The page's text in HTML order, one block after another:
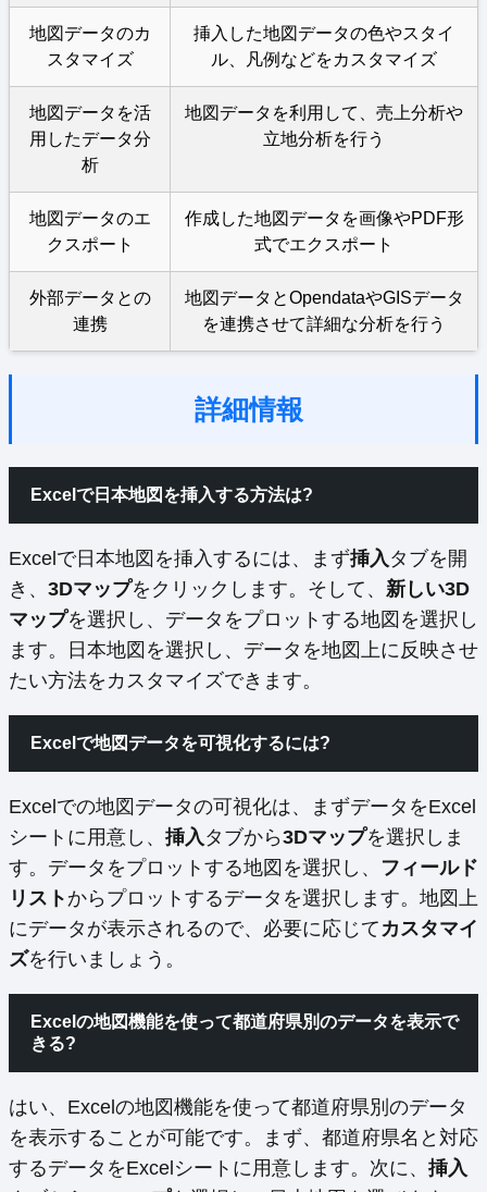
地図データのカ
スタマイズ
挿入した地図データの色やスタイ
ル、凡例などをカスタマイズ
地図データを活
用したデータ分
析
地図データを利用して、売上分析や
立地分析を行う
地図データのエ
クスポート
作成した地図データを画像やPDF形
式でエクスポート
外部データとの
連携
地図データとOpendataやGISデータ
を連携させて詳細な分析を行う
詳細情報
Excelで日本地図を挿入する方法は?
Excelで日本地図を挿入するには、まず挿入 タブを開
き、 3Dマップをクリックします。そして、 新しい3D
マップを選択し、データをプロットする地図を選択し
ます。日本地図を選択し、データを地図上に反映させ
たい方法をカスタマイズできます。
Excelで地図データを可視化するには?
Excelでの地図データの可視化は、まずデータをExcel
シートに用意し、 挿入 タブから3Dマップを選択しま
す。データをプロットする地図を選択し、 フィールド
リストからプロットするデータを選択します。地図上
にデータが表示されるので、必要に応じて カスタマイ
ズを行いましょう。
Excelの地図機能を使って都道府県別のデータを表示で
きる?
はい、Excelの地図機能を使って都道府県別のデータ
を表示することが可能です。まず、都道府県名と対応
するデータをExcelシートに用意します。次に、 挿入